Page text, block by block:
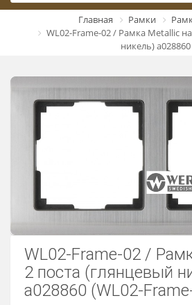
Розетки USB
Розетки ТВ
Розетки акустика
Розетки Интернет
Главная Рамки
WL02-Frame-02 / Рамка Metallic
никель) a028860
WL02-Frame-02 /
2 поста (глянцевый
a028860 (WL02-